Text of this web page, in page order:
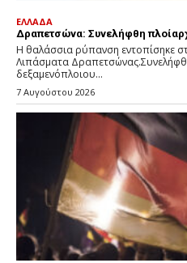
ΕΛΛΑΔΑ
Δραπετσώνα: Συνελήφθη
Η θαλάσσια ρύπανση εντοπίσηκε
Λιπάσματα
δεξαμενόπλοιου...
7 Αυγούστου 2026